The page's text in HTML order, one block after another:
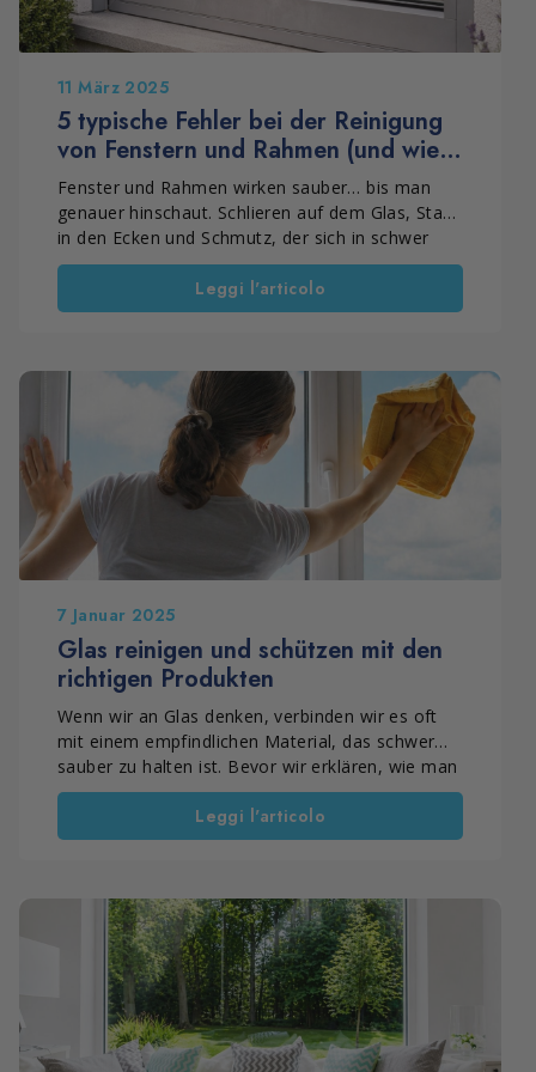
11 März 2025
5 typische Fehler bei der Reinigung
von Fenstern und Rahmen (und wie
man sie vermeidet)
Fenster und Rahmen wirken sauber… bis man
genauer hinschaut. Schlieren auf dem Glas, Staub
in den Ecken und Schmutz, der sich in schwer
erreichbaren Bereichen sammelt. Oft liegt das
Problem nicht daran, dass zu wenig gereinigt
wird, sondern daran, wie die Reinigung
mit der Zeit beschädigen. Deshalb ist es wichtig
zu wissen, was man vermeiden sollte, um
Fenster und Rahmen länger sauber zu halten und
die Reinigung zu erleichtern.
Leggi l'articolo
7 Januar 2025
Glas reinigen und schützen mit den
richtigen Produkten
Wenn wir an Glas denken, verbinden wir es oft
mit einem empfindlichen Material, das schwer
sauber zu halten ist. Bevor wir erklären, wie man
Glas reinigt und schützt, ist es wichtig zu
verstehen, warum dieses Material ständige
Pflege erfordert und welche Produkte wirklich
Leggi l'articolo